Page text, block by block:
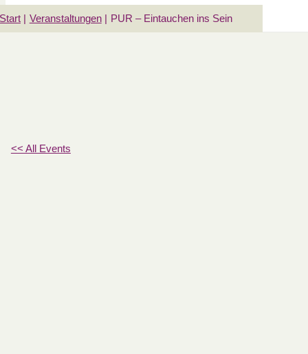
Start Veranstaltungen PUR – Eintauchen ins Sein
<< All Events